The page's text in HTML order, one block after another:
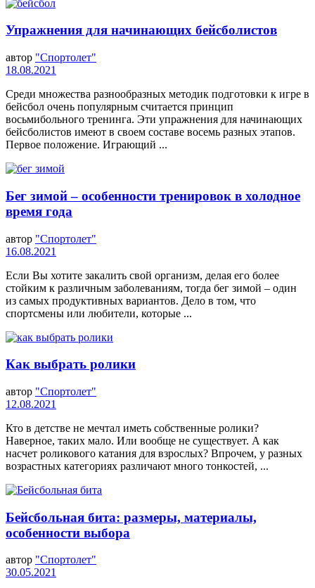
Упражнения для начинающих бейсболистов
автор "Спортолет"
18.08.2021
Среди множества разнообразных методик подготовки к игре в
бейсбол очень популярным считается принцип
восьмибольного тренинга. Эти упражнения для начинающих
бейсболистов имеют в своем составе восемь разных этапов.
Первое положение. Играющий ...
Бег зимой – особенности тренировок в холодное
время года
автор "Спортолет"
16.08.2021
Если Вы хотите закалить свой организм, делая его более
стойким к различным заболеваниям, тогда бег зимой – один
из самых продуктивных вариантов. Дело в том, что
спортсмены или любители, которые ...
Как выбрать ролики
автор "Спортолет"
12.08.2021
Кто в детстве не мечтал иметь собственные ролики?
Наверное, таких мало. Или вообще не существует. А как
насчет роликового катания для взрослых? Впрочем, у разных
возрастных категориях различают много тонкостей, ...
Бейсбольная бита: размеры, материалы,
особенности выбора
автор "Спортолет"
30.05.2021